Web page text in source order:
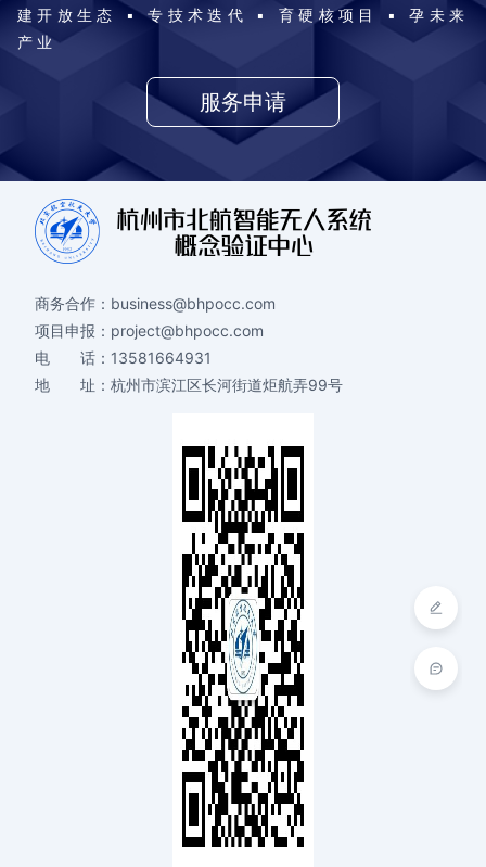
建开放生态 ▪ 专技术迭代 ▪ 育硬核项目 ▪ 孕未来
产业
服务申请
商务合作： business@bhpocc.com
项目申报： project@bhpocc.com
电 话： 13581664931
地 址： 杭州市滨江区长河街道炬航弄99号